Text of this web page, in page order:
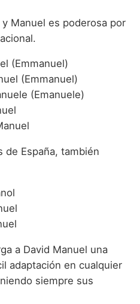
Manuel es poderosa por
(Emmanuel)
(Emmanuel)
(Emanuele)
de España, también
a David Manuel una
adaptación en cualquier
siempre sus